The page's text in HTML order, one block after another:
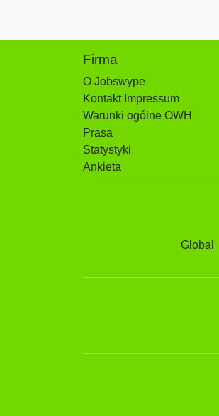
Firma
O Jobswype
Kontakt Impressum
Warunki ogólne OWH
Prasa
Statystyki
Ankieta
Global